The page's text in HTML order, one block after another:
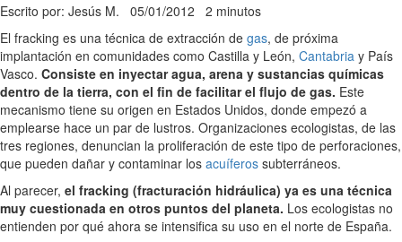
Escrito por: Jesús M. 05/01/2012 2 minutos
El fracking es una técnica de extracción de gas, de próxima
implantación en comunidades como Castilla y León, Cantabria y País
Vasco. Consiste en inyectar agua, arena y sustancias químicas
dentro de la tierra, con el fin de facilitar el flujo de gas. Este
mecanismo tiene su origen en Estados Unidos, donde empezó a
emplearse hace un par de lustros. Organizaciones ecologistas, de las
tres regiones, denuncian la proliferación de este tipo de perforaciones,
que pueden dañar y contaminar los acuíferos subterráneos.
Al parecer, el fracking (fracturación hidráulica) ya es una técnica
muy cuestionada en otros puntos del planeta. Los ecologistas no
entienden por qué ahora se intensifica su uso en el norte de España.